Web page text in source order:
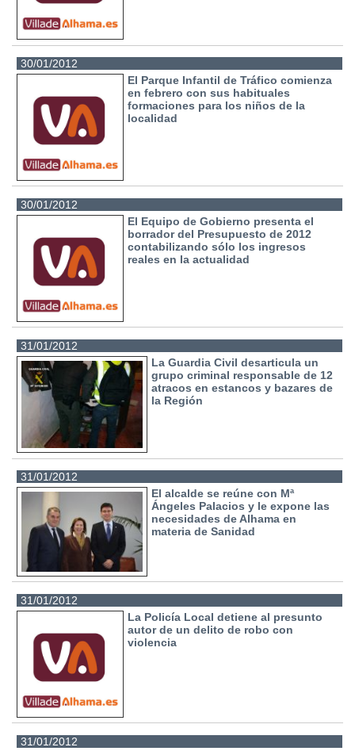
30/01/2012
El Parque Infantil de Tráfico comienza
en febrero con sus habituales
formaciones para los niños de la
localidad
30/01/2012
El Equipo de Gobierno presenta el
borrador del Presupuesto de 2012
contabilizando sólo los ingresos
reales en la actualidad
31/01/2012
La Guardia Civil desarticula un
grupo criminal responsable de 12
atracos en estancos y bazares de
la Región
31/01/2012
El alcalde se reúne con Mª
Ángeles Palacios y le expone las
necesidades de Alhama en
materia de Sanidad
31/01/2012
La Policía Local detiene al presunto
autor de un delito de robo con
violencia
31/01/2012